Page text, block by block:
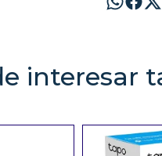
interesar